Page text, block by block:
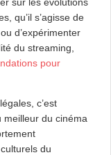
qu’il s’agisse de
d’expérimenter
du streaming,
pour
c’est
du cinéma
du